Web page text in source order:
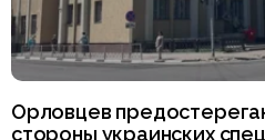
Орловцев
стороны украинских